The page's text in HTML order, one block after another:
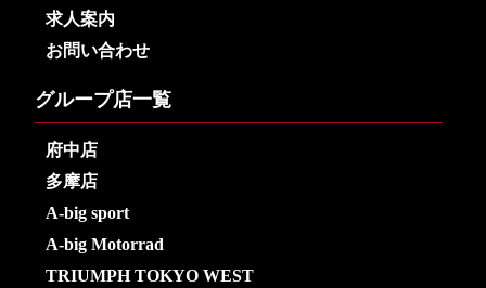
求人案内
お問い合わせ
グループ店一覧
府中店
多摩店
A-big sport
A-big Motorrad
TRIUMPH TOKYO WEST